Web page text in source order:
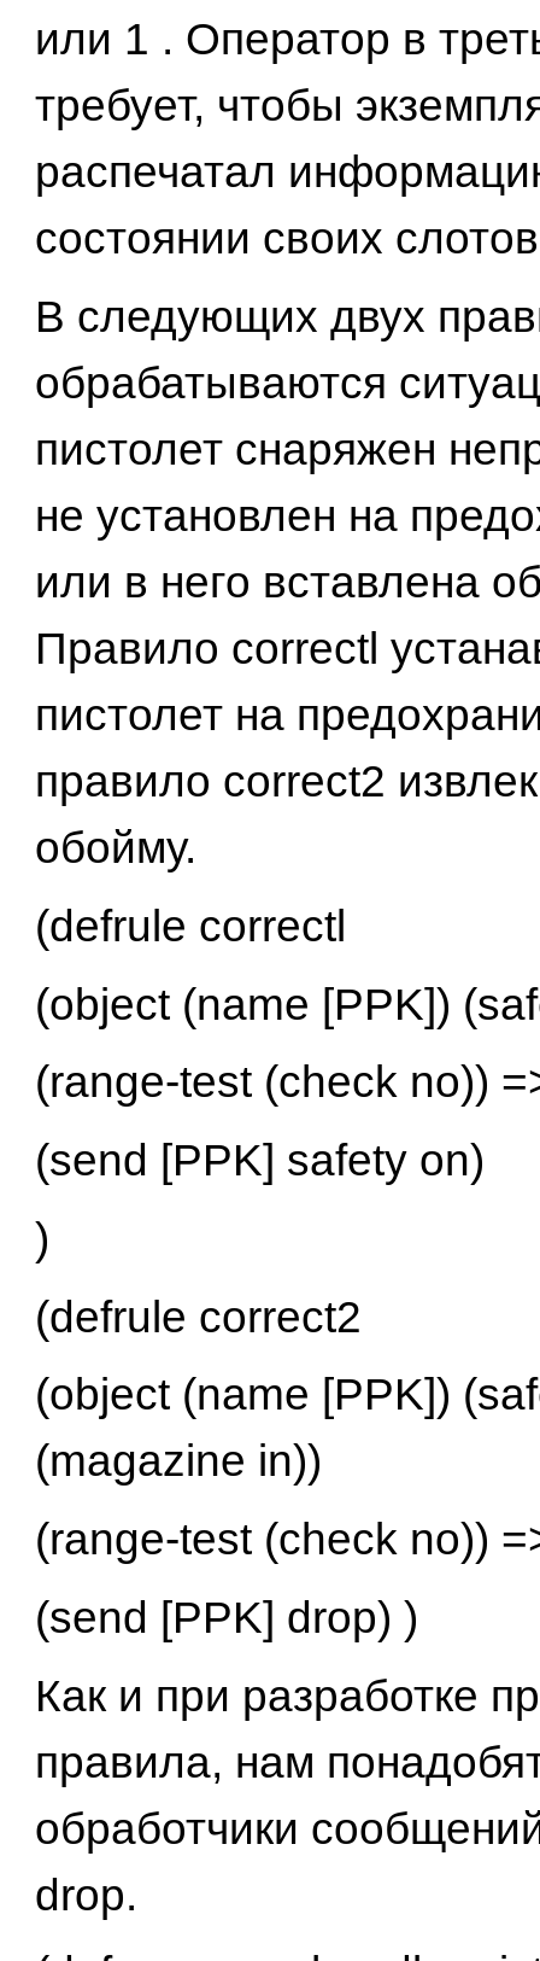
или 1 . Оператор в
требует, чтобы
распечатал
состоянии своих
В следующих двух
обрабатываются
пистолет снаряжен
не установлен на
или в него вставлена
Правило correctl
пистолет на
правило correct2
обойму.
(defrule correctl
(object (name [PPK])
(range-test (check no))
(send [PPK] safety on)
)
(defrule correct2
(object (name [PPK])
(magazine in))
(range-test (check no))
(send [PPK] drop) )
Как и при разработке
правила, нам
обработчики
drop.